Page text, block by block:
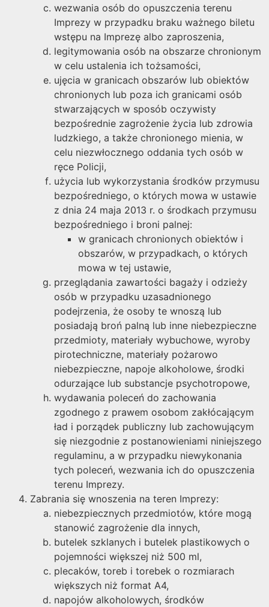
wezwania osób do opuszczenia terenu
Imprezy w przypadku braku ważnego biletu
wstępu na Imprezę albo zaproszenia,
legitymowania osób na obszarze chronionym
w celu ustalenia ich tożsamości,
ujęcia w granicach obszarów lub obiektów
chronionych lub poza ich granicami osób
stwarzających w sposób oczywisty
bezpośrednie zagrożenie życia lub zdrowia
ludzkiego, a także chronionego mienia, w
celu niezwłocznego oddania tych osób w
ręce Policji,
użycia lub wykorzystania środków przymusu
bezpośredniego, o których mowa w ustawie
z dnia 24 maja 2013 r. o środkach przymusu
bezpośredniego i broni palnej:
w granicach chronionych obiektów i
obszarów, w przypadkach, o których
mowa w tej ustawie,
przeglądania zawartości bagaży i odzieży
osób w przypadku uzasadnionego
podejrzenia, że osoby te wnoszą lub
posiadają broń palną lub inne niebezpieczne
przedmioty, materiały wybuchowe, wyroby
pirotechniczne, materiały pożarowo
niebezpieczne, napoje alkoholowe, środki
odurzające lub substancje psychotropowe,
wydawania poleceń do zachowania
zgodnego z prawem osobom zakłócającym
ład i porządek publiczny lub zachowującym
się niezgodnie z postanowieniami niniejszego
regulaminu, a w przypadku niewykonania
tych poleceń, wezwania ich do opuszczenia
terenu Imprezy.
Zabrania się wnoszenia na teren Imprezy:
niebezpiecznych przedmiotów, które mogą
stanowić zagrożenie dla innych,
butelek szklanych i butelek plastikowych o
pojemności większej niż 500 ml,
plecaków, toreb i torebek o rozmiarach
większych niż format A4,
napojów alkoholowych, środków